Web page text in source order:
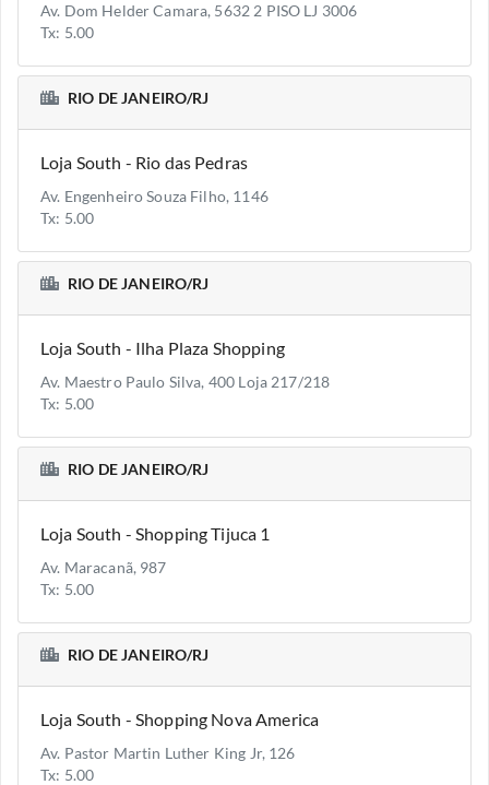
Av. Dom Helder Camara, 5632 2 PISO LJ 3006
Tx: 5.00
RIO DE JANEIRO/RJ
Loja South - Rio das Pedras
Av. Engenheiro Souza Filho, 1146
Tx: 5.00
RIO DE JANEIRO/RJ
Loja South - Ilha Plaza Shopping
Av. Maestro Paulo Silva, 400 Loja 217/218
Tx: 5.00
RIO DE JANEIRO/RJ
Loja South - Shopping Tijuca 1
Av. Maracanã, 987
Tx: 5.00
RIO DE JANEIRO/RJ
Loja South - Shopping Nova America
Av. Pastor Martin Luther King Jr, 126
Tx: 5.00